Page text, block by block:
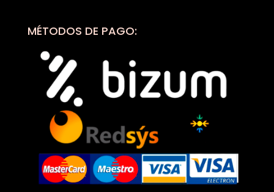
MÉTODOS DE PAGO: